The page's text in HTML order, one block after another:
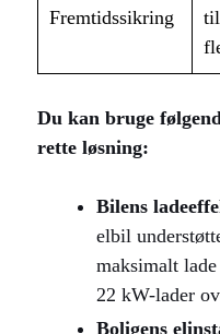
Fremtidssikring
Du kan bruge
rette løsning:
Bilens
elbil
maksimalt
22 kW-lader
Boligens